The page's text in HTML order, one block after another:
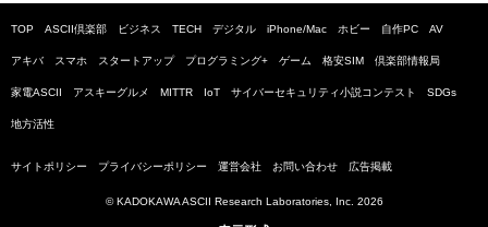
TOP ASCII倶楽部 ビジネス TECH デジタル iPhone/Mac ホビー 自作PC AV
アキバ スマホ スタートアップ プログラミング+ ゲーム 格安SIM 倶楽部情報局
家電ASCII アスキーグルメ MITTR IoT サイバーセキュリティ小説コンテスト SDGs
地方活性
サイトポリシー プライバシーポリシー 運営会社 お問い合わせ 広告掲載
© KADOKAWA ASCII Research Laboratories, Inc. 2026